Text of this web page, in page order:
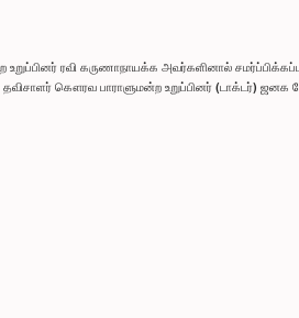
ரவி கருணாநாயக்க அவர்களினால்
கௌரவ பாராளுமன்ற உறுப்பினர் (டாக்டர்)